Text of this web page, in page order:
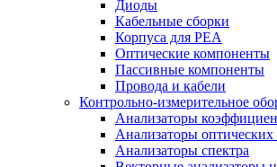
Диоды
Кабельные сборки
Корпуса для РЕА
Оптические компоненты
Пассивные компоненты
Провода и кабели
Контрольно-измерительное
Анализаторы
Анализаторы
Анализаторы спектра